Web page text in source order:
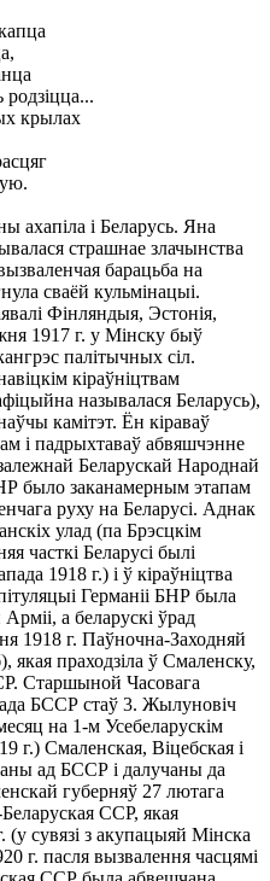
крылах
ахапіла і Беларусь. Яна
страшнае злачынства
барацьба на
сваёй кульмінацыі.
Фінляндыя, Эстонія,
1917 г. у Мінску быў
палітычных сіл.
кіраўніцтвам
называлася Беларусь),
камітэт. Ён кіраваў
і падрыхтаваў абвяшчэнне
Беларускай Народнай
было заканамерным этапам
руху на Беларусі. Аднак
улад (па Брэсцкім
часткі Беларусі былі
1918 г.) і ў кіраўніцтва
Германіі БНР была
а беларускі ўрад
1918 г. Паўночна-Заходняй
праходзіла ў Смаленску,
Старшыной Часовага
БССР стаў 3. Жылуновіч
на 1-м Усебеларускім
г.) Смаленская, Віцебская і
ад БССР і далучаны да
губерняў 27 лютага
ССР, якая
(у сувязі з акупацыяй Мінска
г. пасля вызвалення часцямі